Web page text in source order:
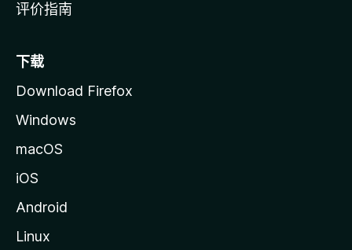
评价指南
下载
Download Firefox
Windows
macOS
iOS
Android
Linux